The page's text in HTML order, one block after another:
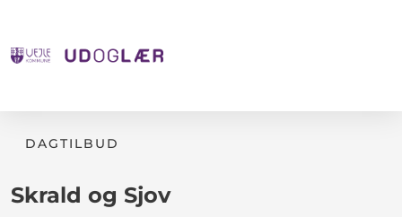
DAGTILBUD
Skrald og Sjov